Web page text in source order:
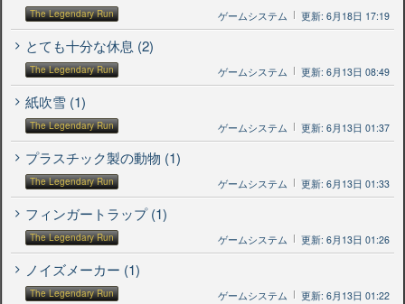
The Legendary Run ゲームシステム 更新: 6月18日 17:19
とても十分な休息 (2)
The Legendary Run ゲームシステム 更新: 6月13日 08:49
紙吹雪 (1)
The Legendary Run ゲームシステム 更新: 6月13日 01:37
プラスチック製の動物 (1)
The Legendary Run ゲームシステム 更新: 6月13日 01:33
フィンガートラップ (1)
The Legendary Run ゲームシステム 更新: 6月13日 01:26
ノイズメーカー (1)
The Legendary Run ゲームシステム 更新: 6月13日 01:22